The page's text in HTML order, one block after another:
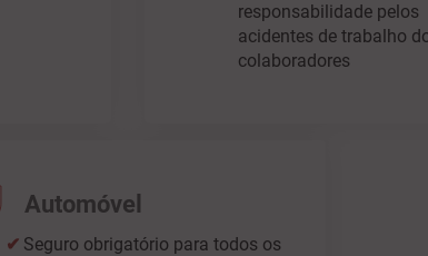
responsabilidade pelos
acidentes de trabalho
colaboradores
Automóvel
Seguro obrigatório para todos os